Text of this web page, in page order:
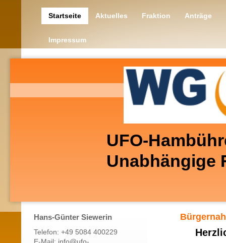
Startseite Aktuelles Fraktion Anträge
Impressum
UFO-
Unabhängige
Hans-Günter Siewerin
Telefon: +49 5084 400229